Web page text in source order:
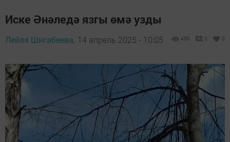
Иске Әнәледә язгы өмә узды
Лейля Шигабеева, 14 апрель 2025 - 10:05 430 0 0